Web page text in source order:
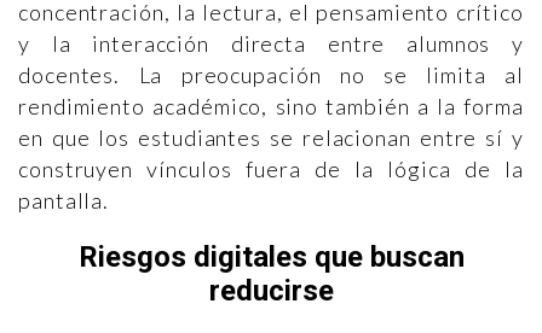
concentración, la lectura, el pensamiento crítico
y la interacción directa entre alumnos y
docentes. La preocupación no se limita al
rendimiento académico, sino también a la forma
en que los estudiantes se relacionan entre sí y
construyen vínculos fuera de la lógica de la
pantalla.
Riesgos digitales que buscan
reducirse